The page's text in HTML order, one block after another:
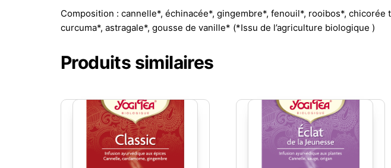
Composition : cannelle*, échinacée*, gingembre*, fenouil*, rooibos*,
curcuma*, astragale*, gousse de vanille* (*Issu de l’agriculture biologique )
Produits similaires